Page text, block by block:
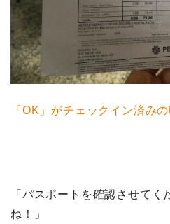
「OK」がチェックイン済みの
「パスポートを確認させて
ね！」